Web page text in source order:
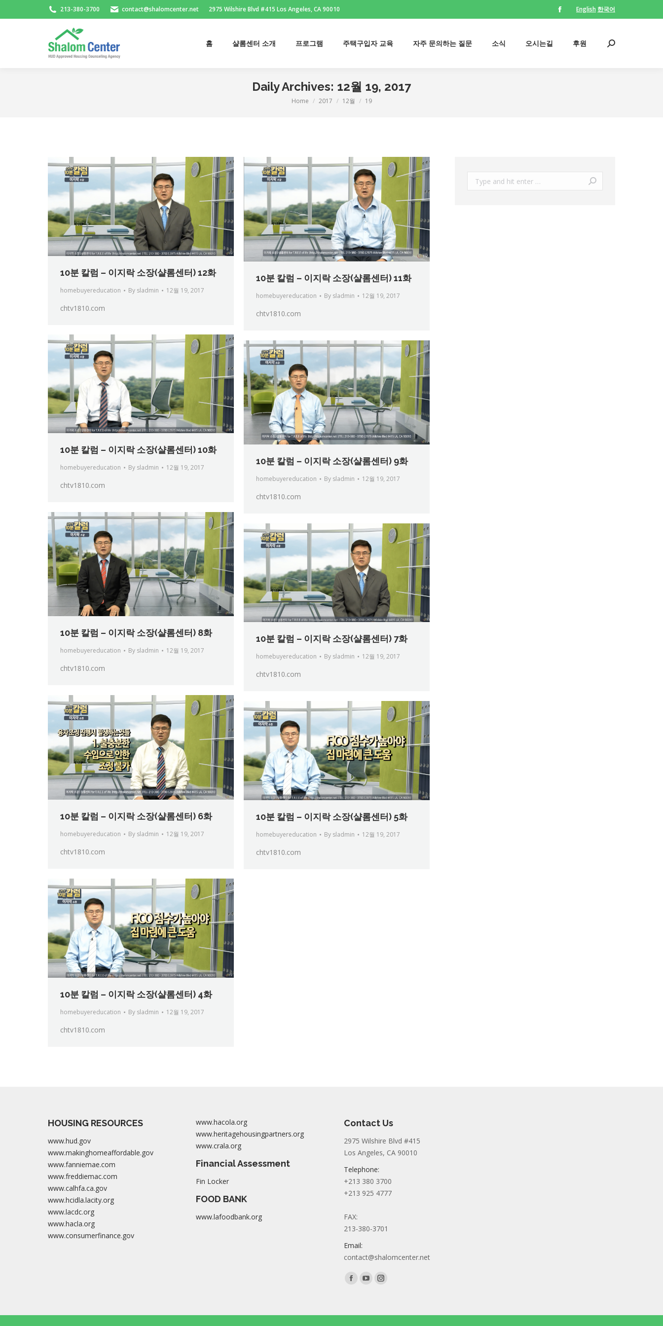
213-380-3700 contact@shalomcenter.net 2975 Wilshire Blvd #415 Los Angeles, CA 90010
Facebook
opens
English 한국어
홈 샬롬센터 소개 프로그램 주택구입자 교육 자주 문의하는 질문 소식 오시는길 후원 Search:
Daily Archives: 12월 19, 2017
You are here:
Home 2017 12월 19
10분 칼럼 – 이지락 소장(샬롬센터) 12화
homebuyereducation By sladmin 12월 19, 2017
chtv1810.com
10분 칼럼 – 이지락 소장(샬롬센터) 11화
homebuyereducation By sladmin 12월 19, 2017
chtv1810.com
10분 칼럼 – 이지락 소장(샬롬센터) 10화
homebuyereducation By sladmin 12월 19, 2017
chtv1810.com
10분 칼럼 – 이지락 소장(샬롬센터) 9화
homebuyereducation By sladmin 12월 19, 2017
chtv1810.com
10분 칼럼 – 이지락 소장(샬롬센터) 8화
homebuyereducation By sladmin 12월 19, 2017
chtv1810.com
10분 칼럼 – 이지락 소장(샬롬센터) 7화
homebuyereducation By sladmin 12월 19, 2017
chtv1810.com
10분 칼럼 – 이지락 소장(샬롬센터) 6화
homebuyereducation By sladmin 12월 19, 2017
chtv1810.com
10분 칼럼 – 이지락 소장(샬롬센터) 5화
homebuyereducation By sladmin 12월 19, 2017
chtv1810.com
10분 칼럼 – 이지락 소장(샬롬센터) 4화
homebuyereducation By sladmin 12월 19, 2017
chtv1810.com
Search:
HOUSING RESOURCES
www.hud.gov
www.makinghomeaffordable.gov
www.fanniemae.com
www.freddiemac.com
www.calhfa.ca.gov
www.hcidla.lacity.org
www.lacdc.org
www.hacla.org
www.consumerfinance.gov
www.hacola.org
www.heritagehousingpartners.org
www.crala.org
Financial Assessment
Fin Locker
FOOD BANK
www.lafoodbank.org
Contact Us
2975 Wilshire Blvd #415
Los Angeles, CA 90010
Telephone:
+213 380 3700
+213 925 4777
FAX:
213-380-3701
Email:
contact@shalomcenter.net
Find us on:
Facebook
YouTubeInstagram
홈 샬롬센터 소개 프로그램 주택구입자 교육 자주 문의하는 질문 소식 오시는길 후원